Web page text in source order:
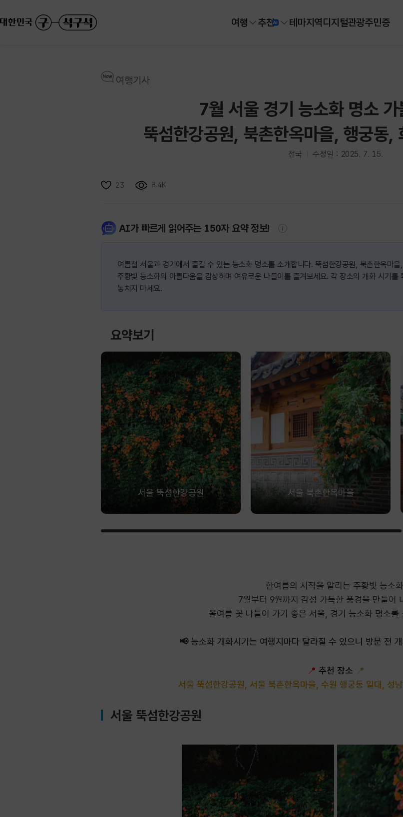
여행 추천 테마지역디지털관광주민증
여행기사
7월 서울 경기 능소화 명소
뚝섬한강공원, 북촌한옥마을, 행궁동,
전국 수정일 : 2025. 7. 15.
23 8.4K
AI가 빠르게 읽어주는 150자 요약 정보!
여름철 서울과 경기에서 즐길 수 있는 능소화 명소를 소개합니다. 뚝섬한강공원, 북촌한옥마
주황빛 능소화의 아름다움을 감상하며 여유로운 나들이를 즐겨보세요. 각 장소의 개화 시기
놓치지 마세요.
요약보기
서울 뚝섬한강공원 서울 북촌한옥마을
한여름의 시작을 알리는 주황빛 능소
7월부터 9월까지 감성 가득한 풍경을 만들어
올여름 꽃 나들이 가기 좋은 서울, 경기 능소화 명소를
📢 능소화 개화시기는 여행지마다 달라질 수 있으니 방문 전
📍 추천 장소 📍
서울 뚝섬한강공원, 서울 북촌한옥마을, 수원 행궁동 일대, 성
서울 뚝섬한강공원